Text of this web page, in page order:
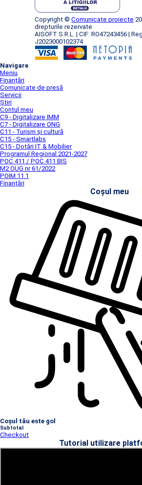
Copyright © Comunicate proiecte
drepturile rezervate.
AISOFT S.R.L. | CIF: RO47243456 |
J2023000102374
Navigare
Meniu
Finanțări
Comunicate de presă
Servicii
Știri
Contul meu
C9 - Digitalizare IMM
C7 - Digitalizare ONG
C11 - Turism și cultură
C15 - Smartlabs
C15 - Dotări IT & Mobilier
Programul Regional 2021-2027
POC 411 / POC 411 BIS
M2 OUG nr 61/2022
POIM 11.1
Finanțări
Coșul meu
Coșul tău este gol
Subtotal
Checkout
Tutorial utilizare